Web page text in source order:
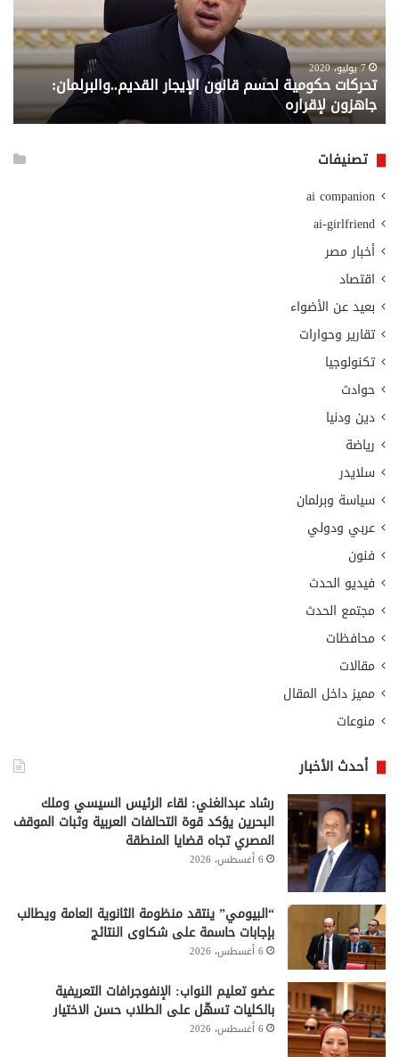
القديم..والبرلمان:
جاهزون
لإقراره
7 يوليو، 2020
تحركات حكومية لحسم قانون الإيجار القديم..والبرلمان:
جاهزون لإقراره
من
تصنيفات
ai companion
ai-girlfriend
أخبار مصر
اقتصاد
بعيد عن الأضواء
تقارير وحوارات
تكنولوجيا
حوادث
دين ودنيا
رياضة
سلايدر
سياسة وبرلمان
عربي ودولي
فنون
فيديو الحدث
مجتمع الحدث
محافظات
مقالات
مميز داخل المقال
منوعات
أحدث الأخبار
رشاد عبدالغني: لقاء الرئيس السيسي وملك
البحرين يؤكد قوة التحالفات العربية وثبات الموقف
المصري تجاه قضايا المنطقة
6 أغسطس، 2026
“البيومي” ينتقد منظومة الثانوية العامة ويطالب
بإجابات حاسمة على شكاوى النتائج
6 أغسطس، 2026
عضو تعليم النواب: الإنفوجرافات التعريفية
بالكليات تسهّل على الطلاب حسن الاختيار
6 أغسطس، 2026